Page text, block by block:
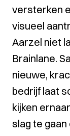
versterken
visueel
Aarzel niet
Brainlane.
nieuwe,
bedrijf laat
kijken
slag te